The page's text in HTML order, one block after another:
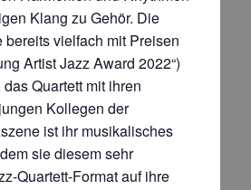
Klang zu Gehör. Die
bereits vielfach mit Preisen
Artist Jazz Award 2022“)
Quartett mit ihren
Kollegen der
ist ihr musikalisches
sie diesem sehr
Quartett-Format auf ihre